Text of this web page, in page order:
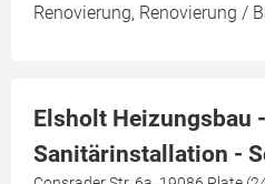
Renovierung, Renovierung /
Elsholt Heizungsbau -
Sanitärinstallation -